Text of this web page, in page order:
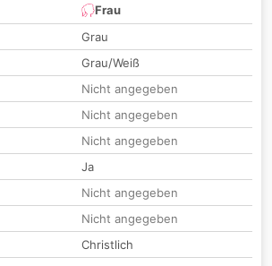
Frau
Grau
Grau/Weiß
Nicht angegeben
Nicht angegeben
Nicht angegeben
Ja
Nicht angegeben
Nicht angegeben
Christlich